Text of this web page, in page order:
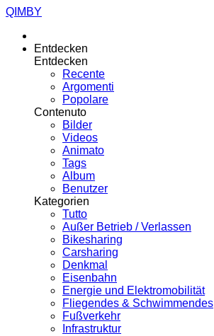
QIMBY
Entdecken
Entdecken
Recente
Argomenti
Popolare
Contenuto
Bilder
Videos
Animato
Tags
Album
Benutzer
Kategorien
Tutto
Außer Betrieb / Verlassen
Bikesharing
Carsharing
Denkmal
Eisenbahn
Energie und Elektromobilität
Fliegendes & Schwimmendes
Fußverkehr
Infrastruktur